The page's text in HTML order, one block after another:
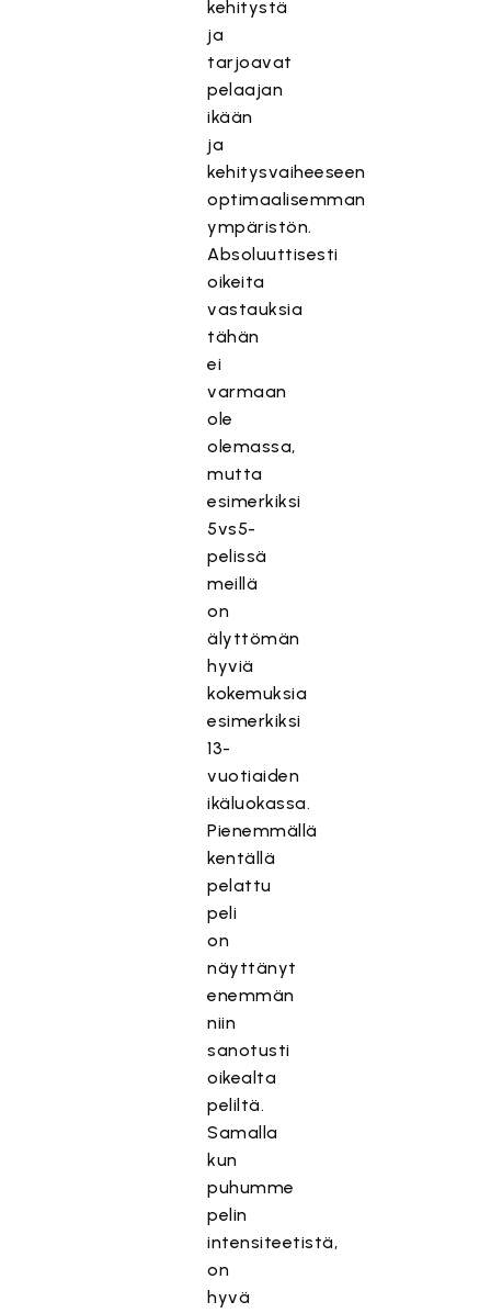
kehitystä
ja
tarjoavat
pelaajan
ikään
ja
kehitysvaiheeseen
optimaalisemman
ympäristön.
Absoluuttisesti
oikeita
vastauksia
tähän
ei
varmaan
ole
olemassa,
mutta
esimerkiksi
5vs5-
pelissä
meillä
on
älyttömän
hyviä
kokemuksia
esimerkiksi
13-
vuotiaiden
ikäluokassa.
Pienemmällä
kentällä
pelattu
peli
on
näyttänyt
enemmän
niin
sanotusti
oikealta
peliltä.
Samalla
kun
puhumme
pelin
intensiteetistä,
on
hyvä